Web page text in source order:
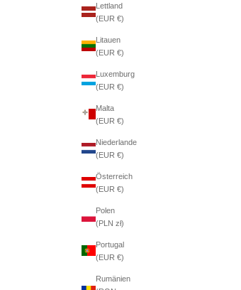
Lettland
(EUR €)
Litauen
(EUR €)
Luxemburg
(EUR €)
Malta
(EUR €)
Niederlande
(EUR €)
Österreich
(EUR €)
Polen
(PLN zł)
Portugal
(EUR €)
Rumänien